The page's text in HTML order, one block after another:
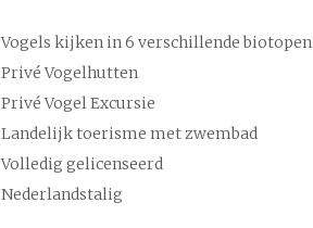
Vogels kijken in 6 verschillende biotopen
Privé Vogelhutten
Privé Vogel Excursie
Landelijk toerisme met zwembad
Volledig gelicenseerd
Nederlandstalig